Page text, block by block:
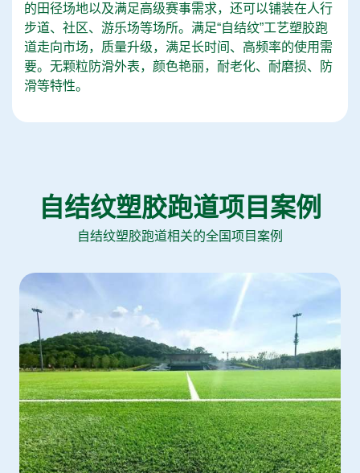
的田径场地以及满足高级赛事需求，还可以铺装在人行
步道、社区、游乐场等场所。满足“自结纹”工艺塑胶跑
道走向市场，质量升级，满足长时间、高频率的使用需
要。无颗粒防滑外表，颜色艳丽，耐老化、耐磨损、防
滑等特性。
自结纹塑胶跑道项目案例
自结纹塑胶跑道相关的全国项目案例